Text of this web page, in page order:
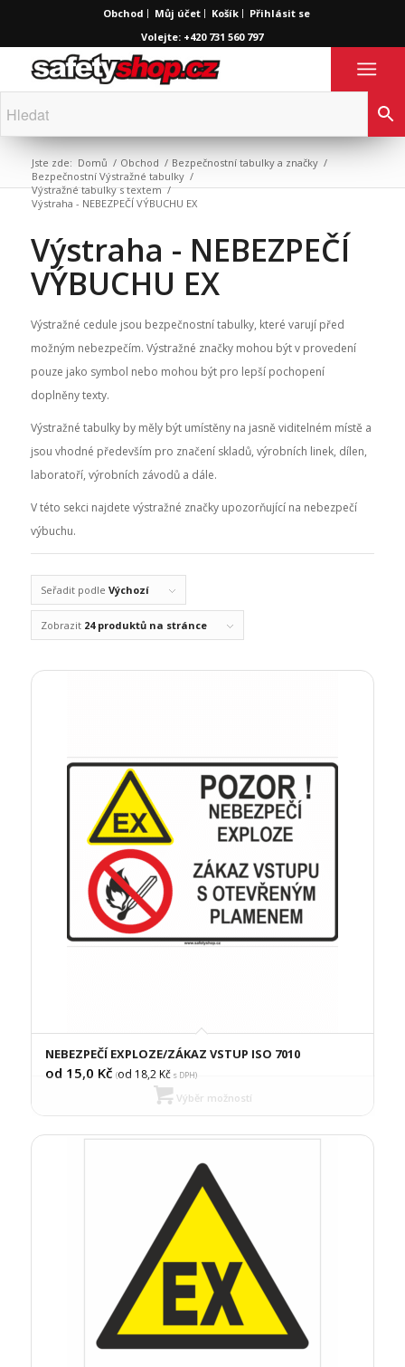
Obchod Můj účet Košík
Přihlásit se
Volejte: +420 731 560 797
Jste zde: Domů / Obchod / Bezpečnostní tabulky a značky /
Bezpečnostní Výstražné tabulky /
Výstražné tabulky s textem /
Výstraha - NEBEZPEČÍ VÝBUCHU EX
Výstraha - NEBEZPEČÍ
VÝBUCHU EX
Výstražné cedule jsou bezpečnostní tabulky, které varují před
možným nebezpečím. Výstražné značky mohou být v provedení
pouze jako symbol nebo mohou být pro lepší pochopení
doplněny texty.
Výstražné tabulky by měly být umístěny na jasně viditelném místě a
jsou vhodné především pro značení skladů, výrobních linek, dílen,
laboratoří, výrobních závodů a dále.
V této sekci najdete výstražné značky upozorňující na nebezpečí
výbuchu.
Seřadit podle Výchozí
Zobrazit 24 produktů na stránce
NEBEZPEČÍ EXPLOZE/ZÁKAZ VSTUP ISO 7010
od 15,0 Kč (od 18,2Kčs DPH)
Výběr možností